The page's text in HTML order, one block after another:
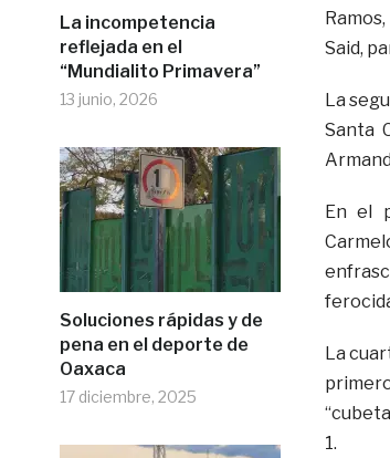
La incompetencia
reflejada en el
“Mundialito Primavera”
13 junio, 2026
Soluciones rápidas y de
pena en el deporte de
Oaxaca
17 diciembre, 2025
Said,
La
Santa
En el
La
1.